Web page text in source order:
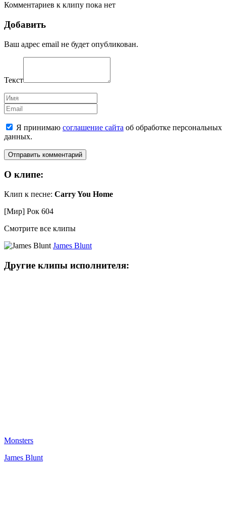
Комментариев к клипу пока нет
Добавить
Ваш адрес email не будет опубликован.
Текст
Имя
Email
Я принимаю соглашение сайта об обработке персональных
данных.
О клипе:
Клип к песне: Carry You Home
[Мир] Рок 604
Смотрите все клипы
James Blunt
Другие клипы исполнителя:
Monsters
James Blunt